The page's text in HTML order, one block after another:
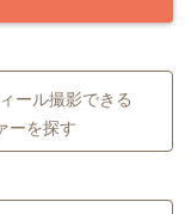
ール撮影できる
ーを探す